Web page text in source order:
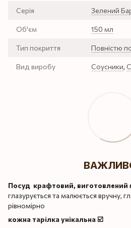
Серія Зелений
Об'єм 150 мл
Тип покриття Повністю
Вид виробу Соусники,
ВАЖЛИВО
Посуд крафтовий,
глазурується та малюється вручну,
рівномірно
кожна тарілка унікальна ☑️